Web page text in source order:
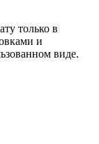
только в
и
виде.